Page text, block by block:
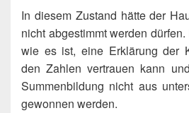
In diesem Zustand hätte der
nicht abgestimmt werden
wie es ist, eine Erklärung der
den Zahlen vertrauen kann
Summenbildung nicht aus
gewonnen werden.